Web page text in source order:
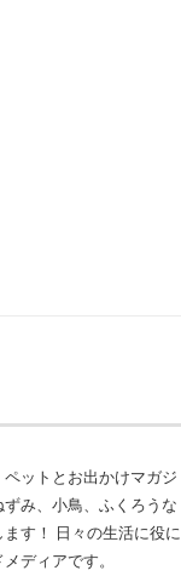
ットとお出かけマガジ
み、小鳥、ふくろうな
す！ 日々の生活に役に
ディアです。